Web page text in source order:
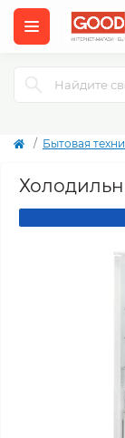
Бытовая